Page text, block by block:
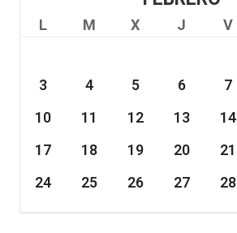
L M X J V
3
4 5 6 7
10
11 12 13 14
17
18 19 20 21
24
25 26 27 28